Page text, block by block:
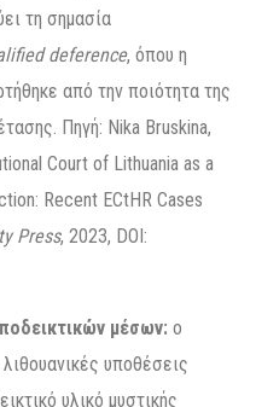
τη σημασία
deference, όπου η
από την ποιότητα της
Πηγή: Nika Bruskina,
Court of Lithuania as a
Recent ECtHR Cases
Press, 2023, DOI:
μέσων: ο
υποθέσεις
υλικό μυστικής